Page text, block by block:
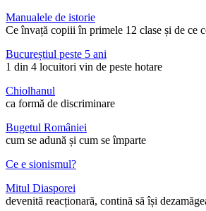
Manualele de istorie
Ce învață copiii în primele 12 clase și de ce
Bucureștiul peste 5 ani
1 din 4 locuitori vin de peste hotare
Chiolhanul
ca formă de discriminare
Bugetul României
cum se adună și cum se împarte
Ce e sionismul?
Mitul Diasporei
devenită reacționară, contină să își